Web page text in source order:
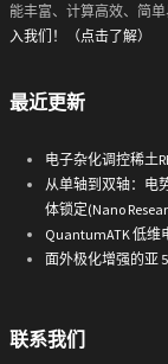
能丰富、计算高效、简
入我们！（点击了解）
最近更新
电子杂化调控稀土
从单轴到双轴：电
体锁定(Nano
QuantumATK 低维
面外极化增强的亚
联系我们